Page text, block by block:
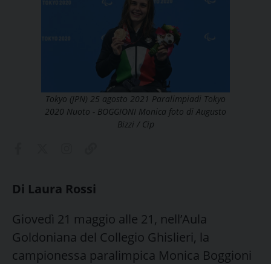
Tokyo (JPN) 25 agosto 2021 Paralimpiadi Tokyo
2020 Nuoto - BOGGIONI Monica foto di Augusto
Bizzi / Cip
Di Laura Rossi
Giovedì 21 maggio alle 21, nell’Aula
Goldoniana del Collegio Ghislieri, la
campionessa paralimpica Monica Boggioni